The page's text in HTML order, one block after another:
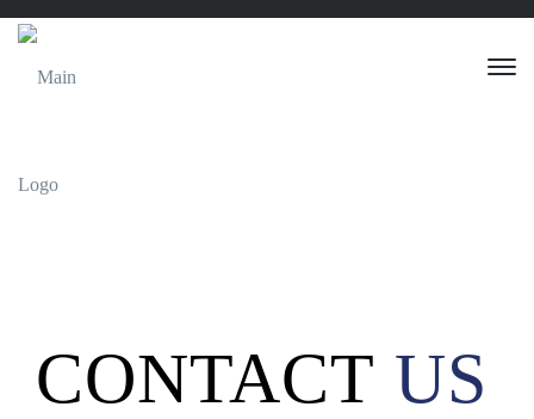
CONTACT US